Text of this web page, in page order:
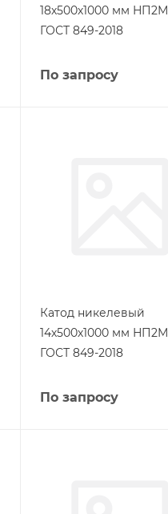
18х500х1000 мм НП2М
ГОСТ 849-2018
По запросу
Катод никелевый
14х500х1000 мм НП2М
ГОСТ 849-2018
По запросу